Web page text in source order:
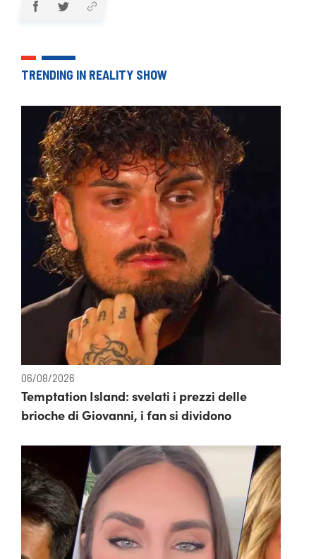
TRENDING IN REALITY SHOW
06/08/2026
Temptation Island: svelati i prezzi delle
brioche di Giovanni, i fan si dividono